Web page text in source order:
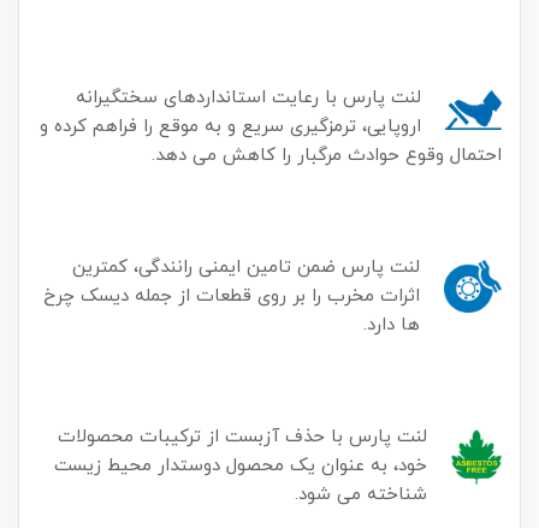
لنت پارس با رعایت استانداردهای سختگیرانه
اروپایی، ترمزگیری سریع و به موقع را فراهم کرده و
احتمال وقوع حوادث مرگبار را کاهش می دهد.
لنت پارس ضمن تامین ایمنی رانندگی، کمترین
اثرات مخرب را بر روی قطعات از جمله دیسک چرخ
ها دارد.
لنت پارس با حذف آزبست از ترکیبات محصولات
خود، به عنوان یک محصول دوستدار محیط زیست
شناخته می شود.